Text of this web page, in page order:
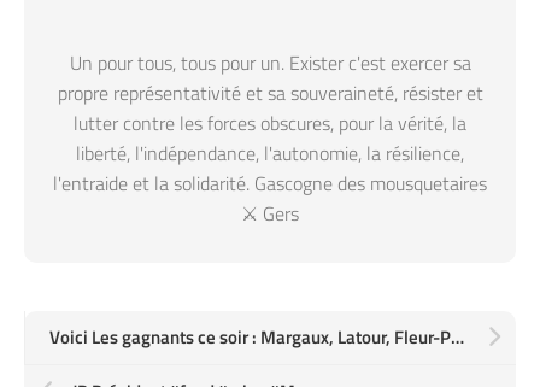
Un pour tous, tous pour un. Exister c'est exercer sa
propre représentativité et sa souveraineté, résister et
lutter contre les forces obscures, pour la vérité, la
liberté, l'indépendance, l'autonomie, la résilience,
l'entraide et la solidarité. Gascogne des mousquetaires
⚔️ Gers
Voici Les gagnants ce soir : Margaux, Latour, Fleur-Pétrus, Saint-Julien, Pauillac, et Pomerol